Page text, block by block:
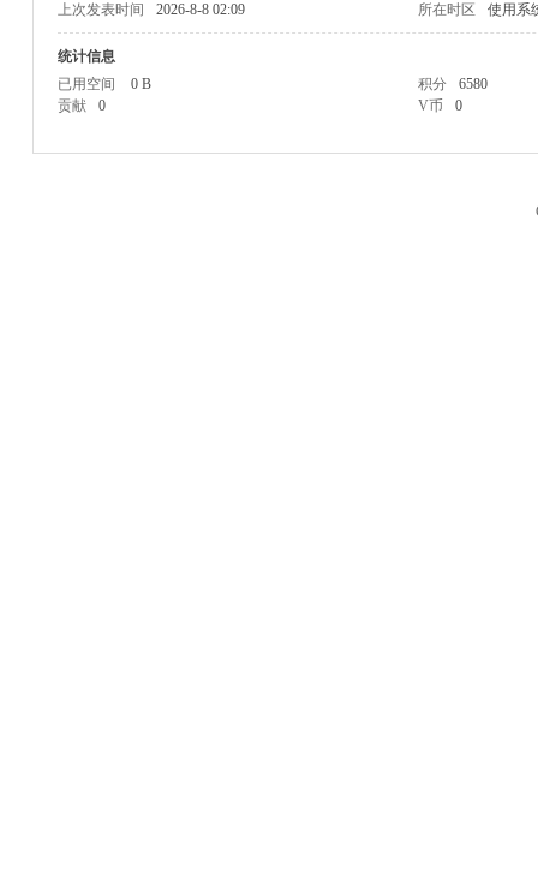
上次发表时间
2026-8-8 02:09 所在时区 使用系
统计信息
已用空间
0 B 积分
6580
贡献
0 V币 0